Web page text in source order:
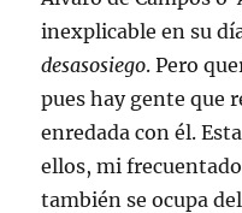
inexplicable en su
desasosiego. Pero
pues hay gente que
enredada con él.
ellos, mi
también se ocupa